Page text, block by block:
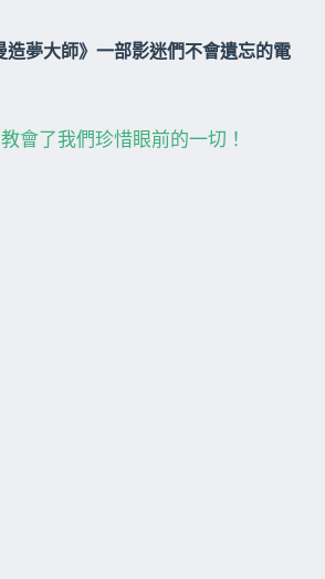
造夢大師》一部影迷們不會遺忘的電